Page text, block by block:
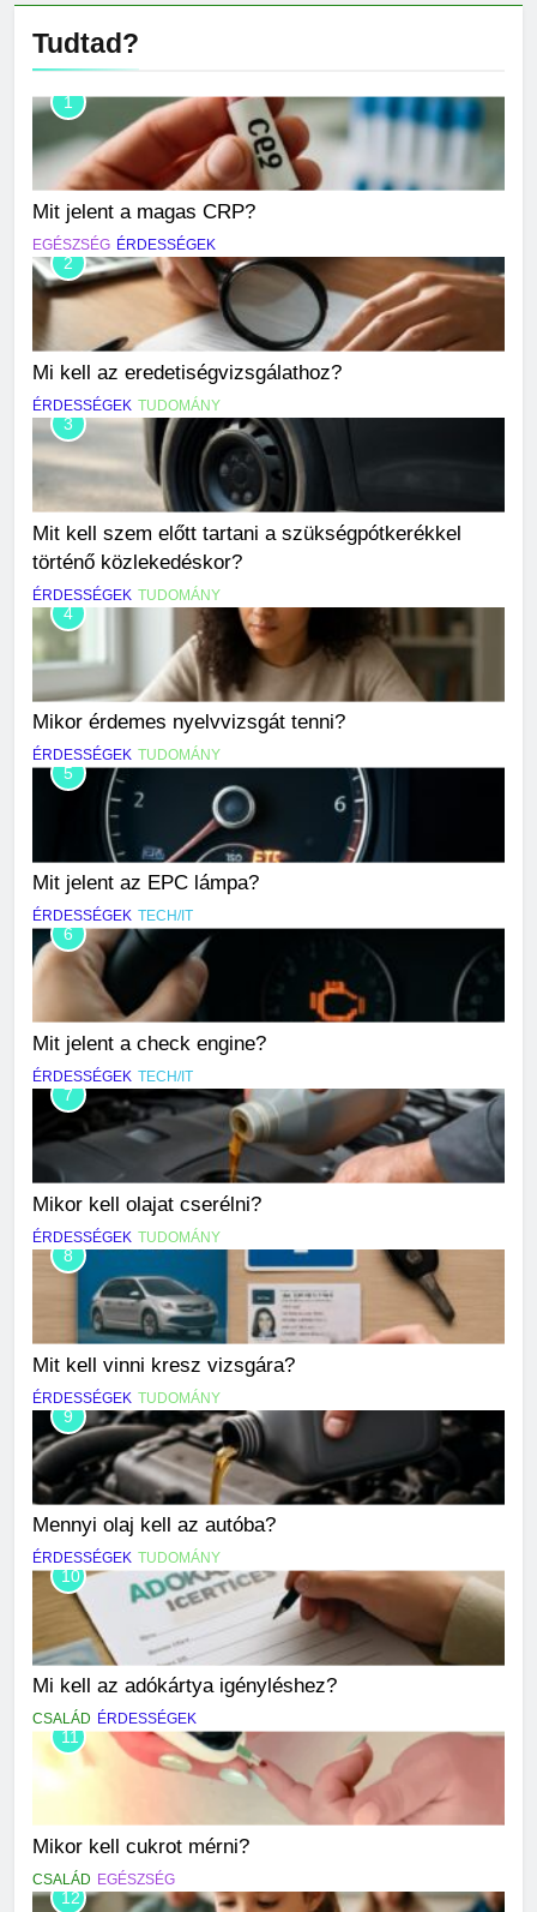
Tudtad?
1
Mit jelent a magas CRP?
EGÉSZSÉG ÉRDESSÉGEK
2
Mi kell az eredetiségvizsgálathoz?
ÉRDESSÉGEK TUDOMÁNY
3
Mit kell szem előtt tartani a szükségpótkerékkel
történő közlekedéskor?
ÉRDESSÉGEK TUDOMÁNY
4
Mikor érdemes nyelvvizsgát tenni?
ÉRDESSÉGEK TUDOMÁNY
5
Mit jelent az EPC lámpa?
ÉRDESSÉGEK TECH/IT
6
Mit jelent a check engine?
ÉRDESSÉGEK TECH/IT
7
Mikor kell olajat cserélni?
ÉRDESSÉGEK TUDOMÁNY
8
Mit kell vinni kresz vizsgára?
ÉRDESSÉGEK TUDOMÁNY
9
Mennyi olaj kell az autóba?
ÉRDESSÉGEK TUDOMÁNY
10
Mi kell az adókártya igényléshez?
CSALÁD ÉRDESSÉGEK
11
Mikor kell cukrot mérni?
CSALÁD EGÉSZSÉG
12